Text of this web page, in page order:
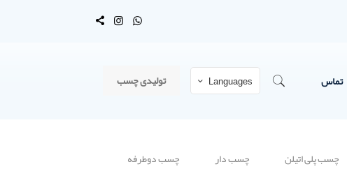
تماس Languages تولیدی چسب
چسب پلی اتیلن چسب دار
چسب دوطرفه